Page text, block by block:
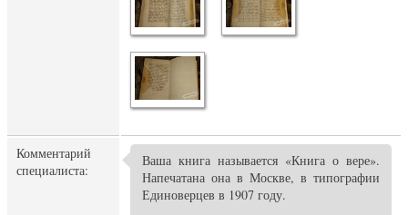
Комментарий
специалиста:
Ваша книга называется «Книга о вере».
Напечатана она в Москве, в типографии
Единоверцев в 1907 году.